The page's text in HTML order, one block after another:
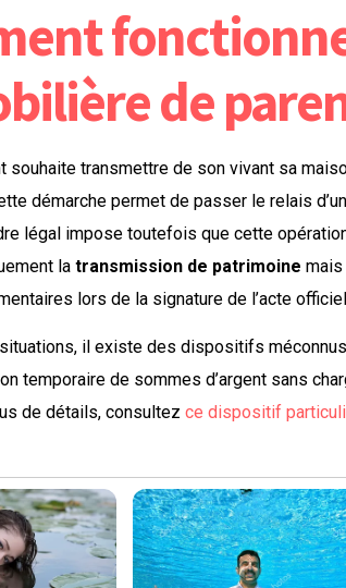
de
souhaite transmettre de son vivant sa
démarche permet de passer le relais
légal impose toutefois que cette
la transmission de patrimoine
lors de la signature de l’acte
il existe des dispositifs
temporaire de sommes d’argent sans
de détails, consultez ce dispositif